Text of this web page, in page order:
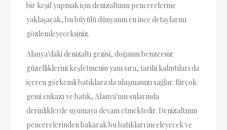
bir keşif yapmak için denizaltının pencerelerine
yaklaşacak, bu büyülü dünyanın en ince detaylarını
gözlemleyeceksiniz.
Alanya'daki denizaltı gezisi, doğanın benzersiz
güzelliklerini keşfetmenin yanı sıra, tarihi kalıntıları da
içeren görkemli batıklara da ulaşmanızı sağlar. Birçok
gemi enkazı ve batık, Alanya'nın sularında
derinliklerde uyumaya devam etmektedir. Denizaltının
pencerelerinden bakarak bu batıkları inceleyecek ve